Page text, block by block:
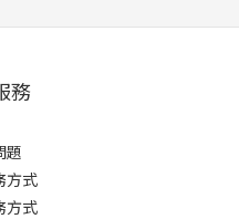
務
題
方式
方式